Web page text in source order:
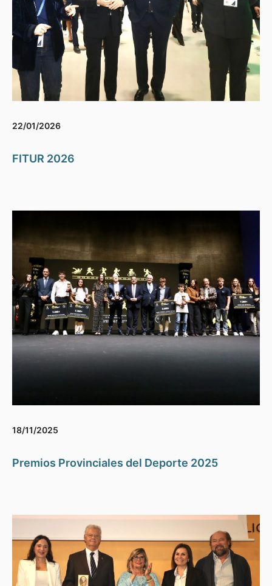
22/01/2026
FITUR 2026
18/11/2025
Premios Provinciales del Deporte 2025